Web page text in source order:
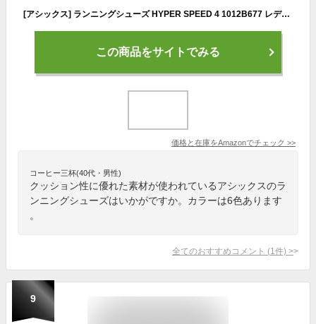
[アシックス] ランニングシューズ HYPER SPEED 4 1012B677 レディース 700(ピンクグロー/ペールピンク) 26.5 cm E
この商品をサイトでみる
価格と在庫をAmazonでチェック >>
コーヒー三杯(40代・男性)
クッション性に優れた素材が使われているアシックスのラ
ンニングシューズはいかがですか。カラーは6色あります
。
全てのおすすめコメント (1 件) >
9